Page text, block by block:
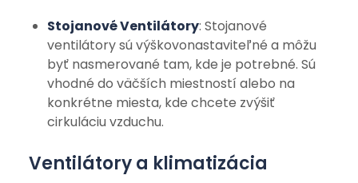
Stojanové Ventilátory: Stojanové
ventilátory sú výškovonastaviteľné a môžu
byť nasmerované tam, kde je potrebné. Sú
vhodné do väčších miestností alebo na
konkrétne miesta, kde chcete zvýšiť
cirkuláciu vzduchu.
Ventilátory a klimatizácia